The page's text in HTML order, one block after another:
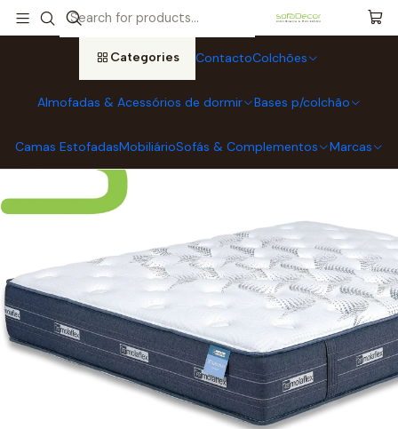
Categories ContactoColchões
Almofadas & Acessórios de dormir Bases p/colchão
Camas EstofadasMobiliárioSofás & Complementos Marcas
Home Colchões
Colchões MOLAFLEX
Campanha MOLAFLEX “💙”, de 05/Mai a 06/Jul/2026.